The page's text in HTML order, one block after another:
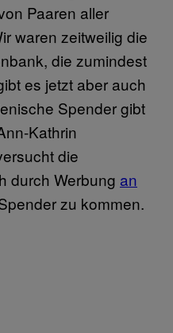
Paaren aller
waren zeitweilig die
die zumindest
es jetzt aber auch
Spender gibt
Kathrin
die
durch Werbung an
zu kommen.